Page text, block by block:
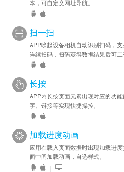
本，可自定义网址导航。
扫一扫
APP唤起设备相机自动识别扫码，
连续扫码，扫码获得数据结果后可二
长按
APP内长按页面元素出现对应的功
字、链接等实现快捷操控。
加载进度动画
应用在载入页面数据时出现加载进
面中间加载动画，自选样式。
|